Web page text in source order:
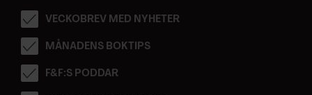
VECKOBREV MED NYHETER
MÅNADENS BOKTIPS
F&F:S PODDAR